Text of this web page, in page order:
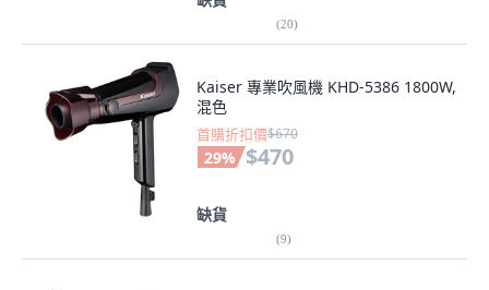
(20)
Kaiser 專業吹風機 KHD-5386 1800W,
混色
首購折扣價$670
29% $470
缺貨
(9)